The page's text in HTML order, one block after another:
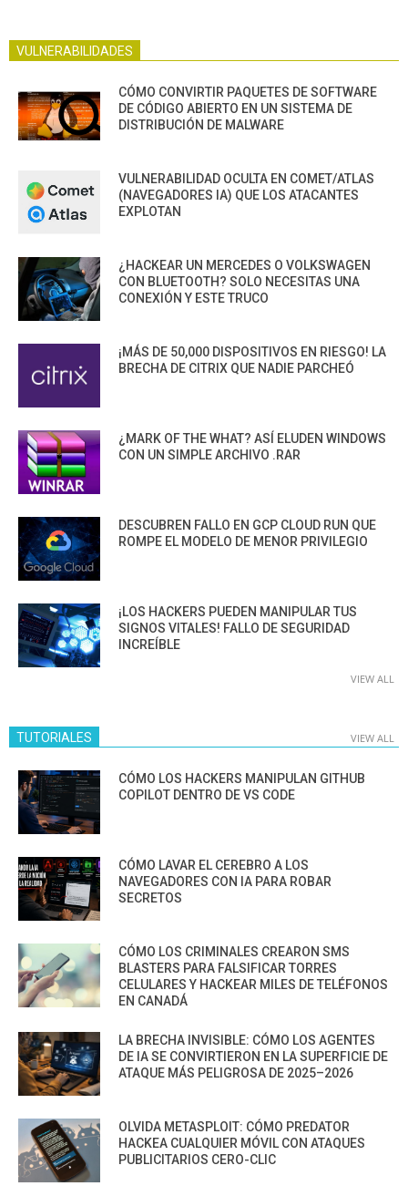
VULNERABILIDADES
CÓMO CONVIRTIR PAQUETES DE SOFTWARE
DE CÓDIGO ABIERTO EN UN SISTEMA DE
DISTRIBUCIÓN DE MALWARE
VULNERABILIDAD OCULTA EN COMET/ATLAS
(NAVEGADORES IA) QUE LOS ATACANTES
EXPLOTAN
¿HACKEAR UN MERCEDES O VOLKSWAGEN
CON BLUETOOTH? SOLO NECESITAS UNA
CONEXIÓN Y ESTE TRUCO
¡MÁS DE 50,000 DISPOSITIVOS EN RIESGO! LA
BRECHA DE CITRIX QUE NADIE PARCHEÓ
¿MARK OF THE WHAT? ASÍ ELUDEN WINDOWS
CON UN SIMPLE ARCHIVO .RAR
DESCUBREN FALLO EN GCP CLOUD RUN QUE
ROMPE EL MODELO DE MENOR PRIVILEGIO
¡LOS HACKERS PUEDEN MANIPULAR TUS
SIGNOS VITALES! FALLO DE SEGURIDAD
INCREÍBLE
VIEW ALL
TUTORIALES VIEW ALL
CÓMO LOS HACKERS MANIPULAN GITHUB
COPILOT DENTRO DE VS CODE
CÓMO LAVAR EL CEREBRO A LOS
NAVEGADORES CON IA PARA ROBAR
SECRETOS
CÓMO LOS CRIMINALES CREARON SMS
BLASTERS PARA FALSIFICAR TORRES
CELULARES Y HACKEAR MILES DE TELÉFONOS
EN CANADÁ
LA BRECHA INVISIBLE: CÓMO LOS AGENTES
DE IA SE CONVIRTIERON EN LA SUPERFICIE DE
ATAQUE MÁS PELIGROSA DE 2025–2026
OLVIDA METASPLOIT: CÓMO PREDATOR
HACKEA CUALQUIER MÓVIL CON ATAQUES
PUBLICITARIOS CERO-CLIC